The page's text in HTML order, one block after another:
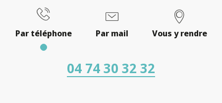
Par téléphone Par mail Vous y rendre
04 74 30 32 32